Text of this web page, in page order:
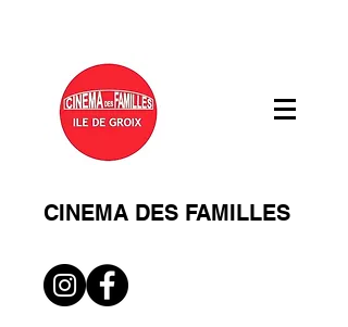
CINEMA DES FAMILLES